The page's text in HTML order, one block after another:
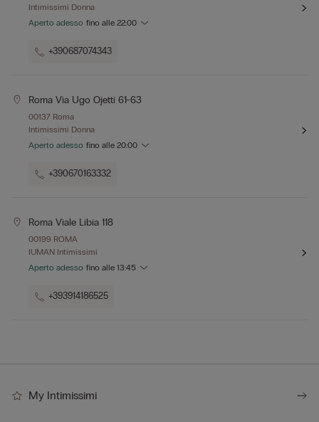
Intimissimi Donna
Aperto adesso fino alle 22:00
+390687074343
Roma Via Ugo Ojetti 61-63
00137 Roma
Intimissimi Donna
Aperto adesso fino alle 20:00
+390670163332
Roma Viale Libia 118
00199 ROMA
IUMAN Intimissimi
Aperto adesso fino alle 13:45
+393914186525
My Intimissimi